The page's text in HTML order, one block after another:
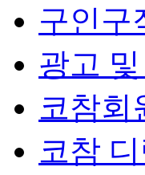
구인구
광고
코참회
코참